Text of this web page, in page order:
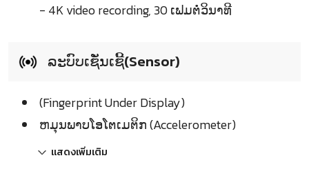
- 4K video recording, 30 ເຟມຕໍ່ວິນາທີ
ລະບົບເຊັ່ນເຊີ້(Sensor)
(Fingerprint Under Display)
ຫມຸນພາບໂອໂຕເມຕິກ (Accelerometer)
แสดงเพิ่มเติม